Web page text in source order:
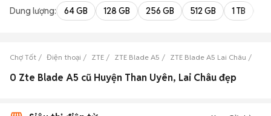
Dung lượng: 64 GB 128 GB 256 GB 512 GB 1 TB
Chợ Tốt Điện thoại ZTE ZTE Blade A5 ZTE Blade A5 Lai Châu
0 Zte Blade A5 cũ Huyện Than Uyên, Lai Châu đẹp